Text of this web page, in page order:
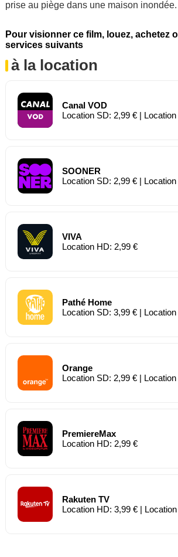
prise au piège dans une maison
Pour visionner ce film, louez, achetez
services suivants
à la location
Canal VOD
Location SD: 2,99 € |
SOONER
Location SD: 2,99 € |
VIVA
Location HD: 2,99 €
Pathé Home
Location SD: 3,99 € |
Orange
Location SD: 2,99 € |
PremiereMax
Location HD: 2,99 €
Rakuten TV
Location HD: 3,99 € |